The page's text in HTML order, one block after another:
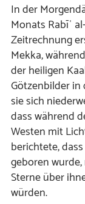
In der
Monats Rabīʿ
Zeitrechnung
Mekka,
der heiligen
Götzenbilder in
sie sich
dass während
Westen mit
berichtete,
geboren
Sterne über
würden.